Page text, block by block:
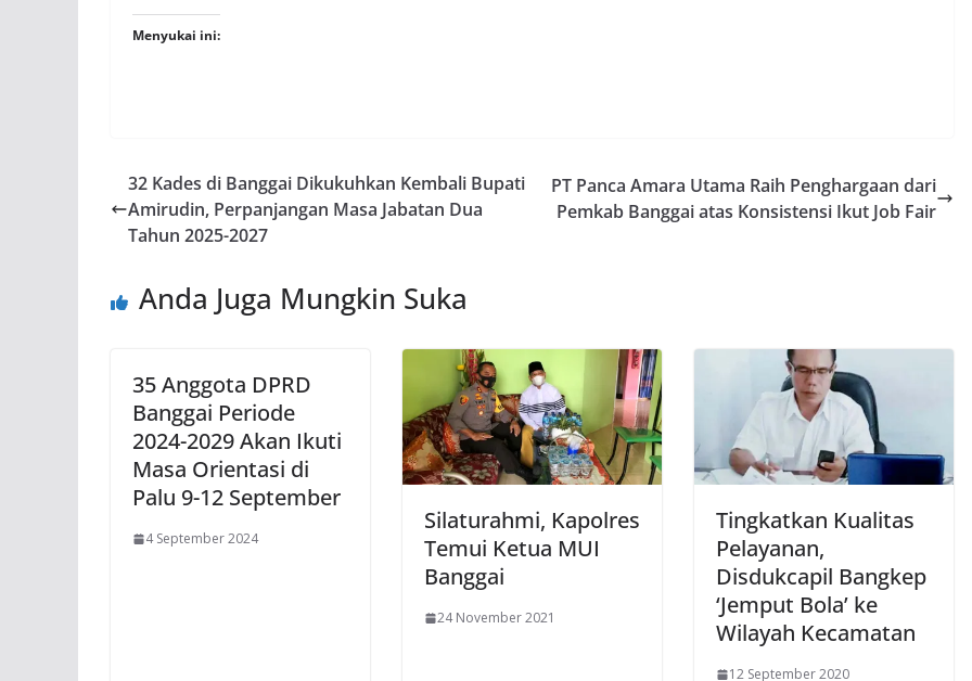
Menyukai ini:
32 Kades di Banggai Dikukuhkan Kembali Bupati
Amirudin, Perpanjangan Masa Jabatan Dua
Tahun 2025-2027
PT Panca Amara Utama Raih Penghargaan dari
Pemkab Banggai atas Konsistensi Ikut Job Fair
Anda Juga Mungkin Suka
35 Anggota DPRD
Banggai Periode
2024-2029 Akan Ikuti
Masa Orientasi di
Palu 9-12 September
4 September 2024
Silaturahmi, Kapolres
Temui Ketua MUI
Banggai
24 November 2021
Tingkatkan Kualitas
Pelayanan,
Disdukcapil Bangkep
‘Jemput Bola’ ke
Wilayah Kecamatan
12 September 2020